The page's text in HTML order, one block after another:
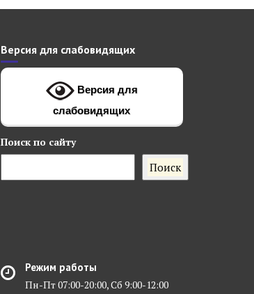
Версия для слабовидящих
Версия для
слабовидящих
Поискпо сайту
Поиск
Режим работы
Пн-Пт 07:00-20:00, Сб 9:00-12:00